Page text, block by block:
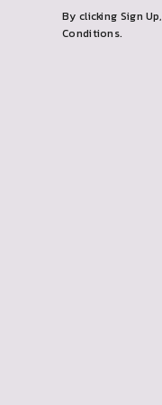
-
MAIL
EIN
By clicking Sign
Conditions.